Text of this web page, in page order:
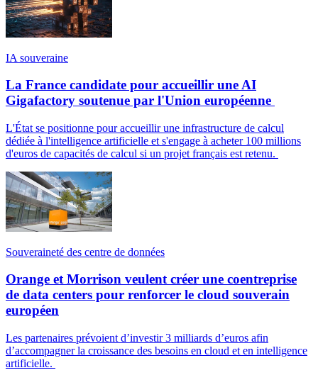
IA souveraine
La France candidate pour accueillir une AI
Gigafactory soutenue par l'Union européenne
L'État se positionne pour accueillir une infrastructure de calcul
dédiée à l'intelligence artificielle et s'engage à acheter 100 millions
d'euros de capacités de calcul si un projet français est retenu.
Souveraineté des centre de données
Orange et Morrison veulent créer une coentreprise
de data centers pour renforcer le cloud souverain
européen
Les partenaires prévoient d’investir 3 milliards d’euros afin
d’accompagner la croissance des besoins en cloud et en intelligence
artificielle.